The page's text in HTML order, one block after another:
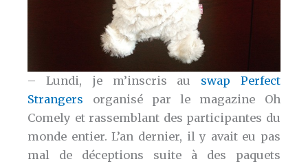
– Lundi, je m’inscris au swap Perfect
Strangers organisé par le magazine Oh
Comely et rassemblant des participantes du
monde entier. L’an dernier, il y avait eu pas
mal de déceptions suite à des paquets